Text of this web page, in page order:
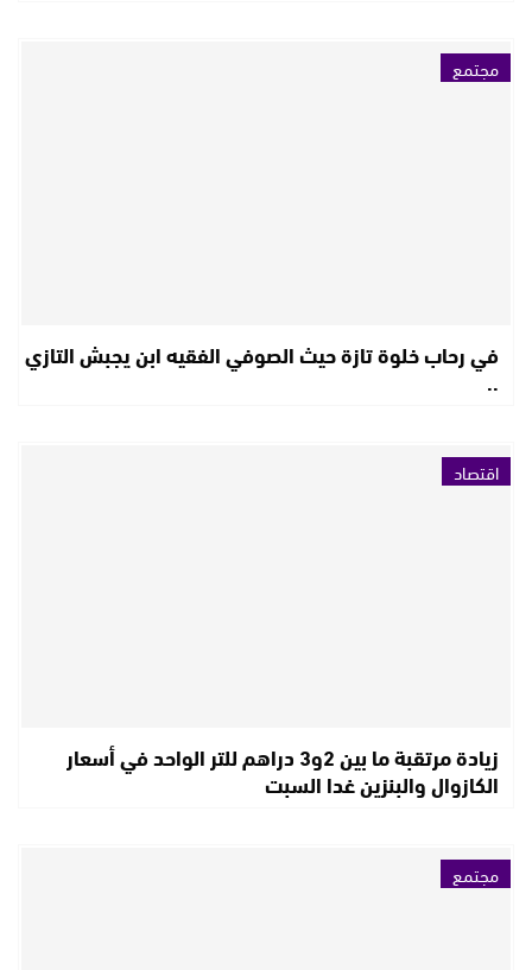
مجتمع
في رحاب خلوة تازة حيث الصوفي الفقيه ابن يجبش التازي
..
اقتصاد
زيادة مرتقبة ما بين 2و3 دراهم للتر الواحد في أسعار
الكازوال والبنزين غدا السبت
مجتمع